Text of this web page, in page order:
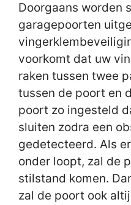
Doorgaans worden
garagepoorten
voorkomt dat uw
raken tussen twee
tussen de poort en
poort zo ingesteld
sluiten zodra een
gedetecteerd. Als
onder loopt, zal de
stilstand komen.
zal de poort ook